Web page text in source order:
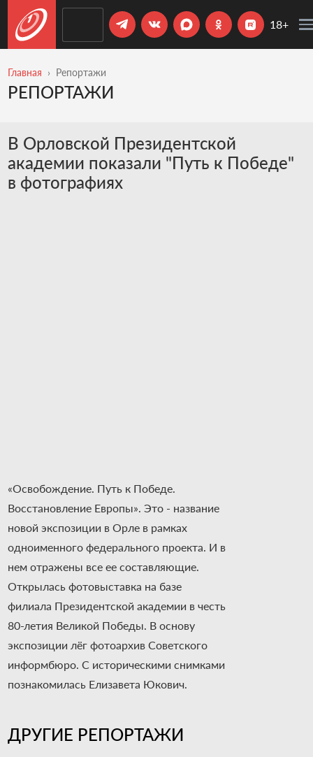
18+
Главная Репортажи
РЕПОРТАЖИ
В Орловской Президентской
академии показали "Путь к Победе"
в фотографиях
«Освобождение. Путь к Победе.
Восстановление Европы». Это - название
новой экспозиции в Орле в рамках
одноименного федерального проекта. И в
нем отражены все ее составляющие.
Открылась фотовыставка на базе
филиала Президентской академии в честь
80-летия Великой Победы. В основу
экспозиции лёг фотоархив Советского
информбюро. С историческими снимками
познакомилась Елизавета Юкович.
ДРУГИЕ РЕПОРТАЖИ